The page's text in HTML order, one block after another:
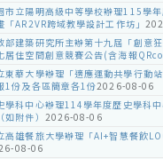
市立陽明高級中等學校辦理115學
「AR2VR跨域教學設計工作坊」
部建築研究所主辦第十九屆「創意
居住空間創意競賽公告(含海報
東華大學辦理「適應運動共學行動
1份及各區簡章各1份2026-08-06
學科中心辦理114學年度歷史學科
如附件） 2026-08-06
高雄餐旅大學辦理「AI+智慧餐飲
08-06